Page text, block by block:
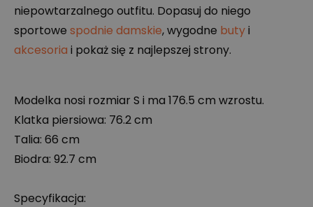
niepowtarzalnego outfitu. Dopasuj do niego
sportowe spodnie damskie, wygodne butyi
akcesoria i pokaż się z najlepszej strony.
Modelka nosi rozmiar S i ma 176.5 cm wzrostu.
Klatka piersiowa: 76.2 cm
Talia: 66 cm
Biodra: 92.7 cm
Specyfikacja: